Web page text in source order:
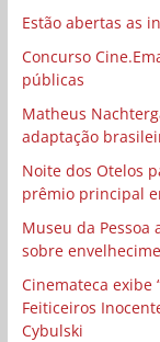
Estão abertas as
Concurso
públicas
Matheus
adaptação
Noite dos Otelos
prêmio principal
Museu da
sobre
Cinemateca exibe
Feiticeiros
Cybulski